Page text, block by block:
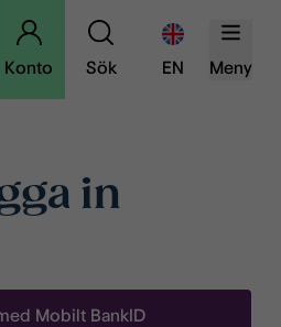
Konto Sök EN Meny
in
Mobilt BankID